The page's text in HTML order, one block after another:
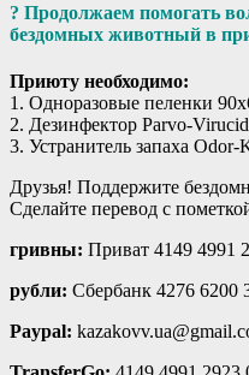
? Продолжаем помогать
бездомных животный в
Приюту необходимо:
1. Одноразовые пеленки
2. Дезинфектор Parvo-
3. Устранитель запаха
Друзья! Поддержите
Сделайте перевод с
гривны: Приват 4149 4991
рубли: Сбербанк 4276 6200
Paypal: